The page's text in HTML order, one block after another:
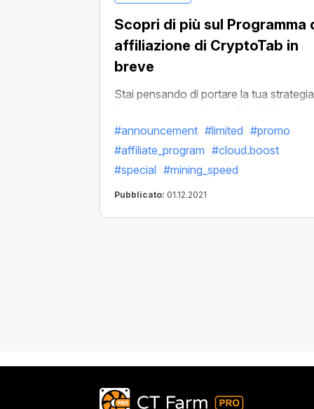
Scopri di più sul Programma
affiliazione di CryptoTab in
breve
Stai pensando di portare la tua strategia
livello superiore? CryptoTab è una novità
e vuoi solo sapere come funziona? Sei
nel posto giusto!
#announcement #limited #promo
#affiliate_program #cloud.boost
#special #mining_speed
Pubblicato: 01.12.2021